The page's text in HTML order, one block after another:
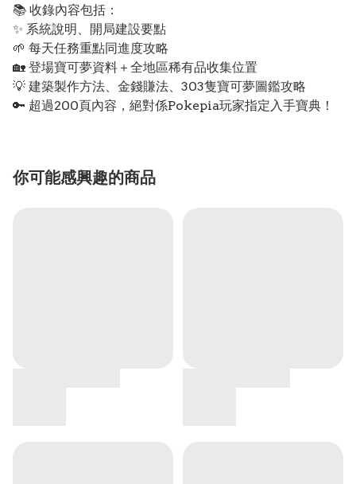
📚 收錄內容包括：
✨ 系統說明、開局建設要點
🌱 每天任務重點同進度攻略
🏡 登場寶可夢資料＋全地區稀有品收集位置
💡 建築製作方法、金錢賺法、303隻寶可夢圖鑑攻略
🔑 超過200頁內容，絕對係Pokepia玩家指定入手寶典！
你可能感興趣的商品